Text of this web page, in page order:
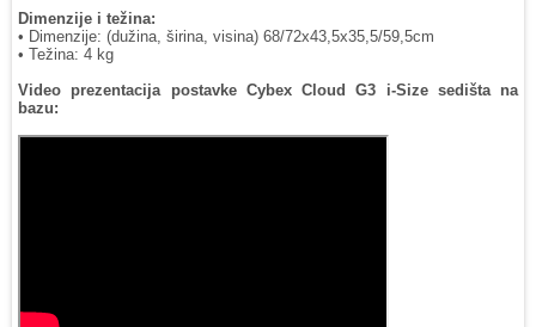
Dimenzije i težina:
• Dimenzije: (dužina, širina, visina) 68/72x43,5x35,5/59,5cm
• Težina: 4 kg
Video prezentacija postavke Cybex Cloud G3 i-Size sedišta na
bazu: